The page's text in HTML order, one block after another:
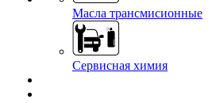
Масла трансмисионные
Сервисная химия